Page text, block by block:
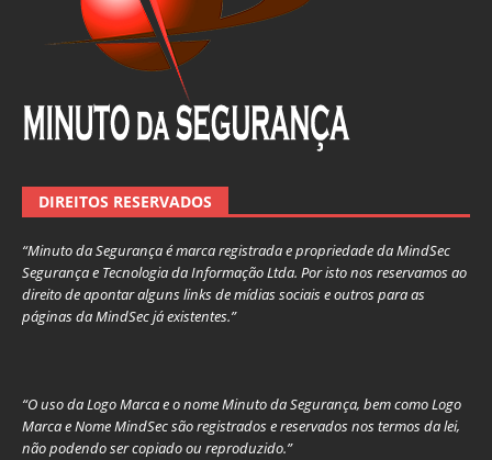
DIREITOS RESERVADOS
“Minuto da Segurança é marca registrada e propriedade da MindSec
Segurança e Tecnologia da Informação Ltda. Por isto nos reservamos ao
direito de apontar alguns links de mídias sociais e outros para as
páginas da MindSec já existentes.”
“O uso da Logo Marca e o nome Minuto da Segurança, bem como Logo
Marca e Nome MindSec são registrados e reservados nos termos da lei,
não podendo ser copiado ou reproduzido.”